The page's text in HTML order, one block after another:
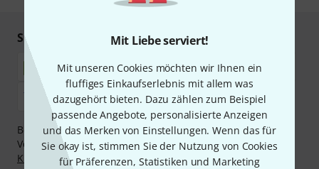
Mit Liebe serviert!
Mit unseren Cookies möchten wir Ihnen ein
fluffiges Einkaufserlebnis mit allem was
dazugehört bieten. Dazu zählen zum Beispiel
passende Angebote, personalisierte Anzeigen
und das Merken von Einstellungen. Wenn das für
Sie okay ist, stimmen Sie der Nutzung von Cookies
für Präferenzen, Statistiken und Marketing
Sicher einkaufen & bezahlen
Bezahlen Sie vertraulich und sicher per Nachnahme,
Vorkasse, PayPal, Amazon Pay,Klarna Sofort bezahlen,
Klarna Ratenzahlungoder Kreditkarte.